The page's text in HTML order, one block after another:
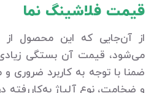
قیمت فلاشینگ نما
از آن‌جایی که این محصول از
می‌شود، قیمت آن بستگی زیادی
ضمنا با توجه به کاربرد ضروری و
و ضخامت، نوع آلیاژ